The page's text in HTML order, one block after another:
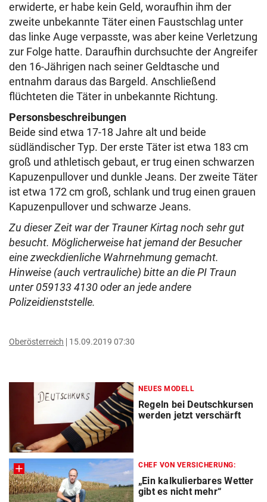
erwiderte, er habe kein Geld, woraufhin ihm der
zweite unbekannte Täter einen Faustschlag unter
das linke Auge verpasste, was aber keine Verletzung
zur Folge hatte. Daraufhin durchsuchte der Angreifer
den 16-Jährigen nach seiner Geldtasche und
entnahm daraus das Bargeld. Anschließend
flüchteten die Täter in unbekannte Richtung.
Personsbeschreibungen
Beide sind etwa 17-18 Jahre alt und beide
südländischer Typ. Der erste Täter ist etwa 183 cm
groß und athletisch gebaut, er trug einen schwarzen
Kapuzenpullover und dunkle Jeans. Der zweite Täter
ist etwa 172 cm groß, schlank und trug einen grauen
Kapuzenpullover und schwarze Jeans.
Zu dieser Zeit war der Trauner Kirtag noch sehr gut
besucht. Möglicherweise hat jemand der Besucher
eine zweckdienliche Wahrnehmung gemacht.
Hinweise (auch vertrauliche) bitte an die PI Traun
unter 059133 4130 oder an jede andere
Polizeidienststelle.
Oberösterreich 15.09.2019 07:30
NEUES MODELL
Regeln bei Deutschkursen
werden jetzt verschärft
CHEF VON VERSICHERUNG:
„Ein kalkulierbares Wetter
gibt es nicht mehr“